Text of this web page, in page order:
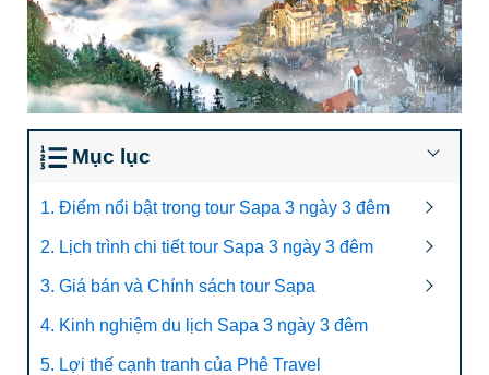
Mục lục
1. Điểm nổi bật trong tour Sapa 3 ngày 3 đêm
2. Lịch trình chi tiết tour Sapa 3 ngày 3 đêm
3. Giá bán và Chính sách tour Sapa
4. Kinh nghiệm du lịch Sapa 3 ngày 3 đêm
5. Lợi thế cạnh tranh của Phê Travel